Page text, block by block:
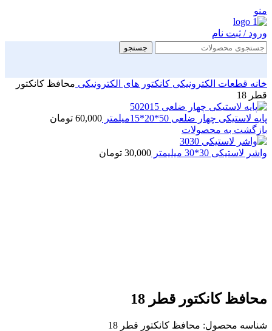
منو
ورود / ثبت نام
جستجو
خانه قطعات الکترونیکی کانکتور های الکترونیکی محافظ کانکتور
قطر 18
پایه لاستیکی چهار ضلعی 50*20*15میلمتر 60,000 تومان
بازگشت به محصولات
واشر لاستیکی 30*30 میلیمتر 30,000 تومان
محافظ کانکتور قطر 18
شناسه محصول: محافظ کانکتور قطر 18